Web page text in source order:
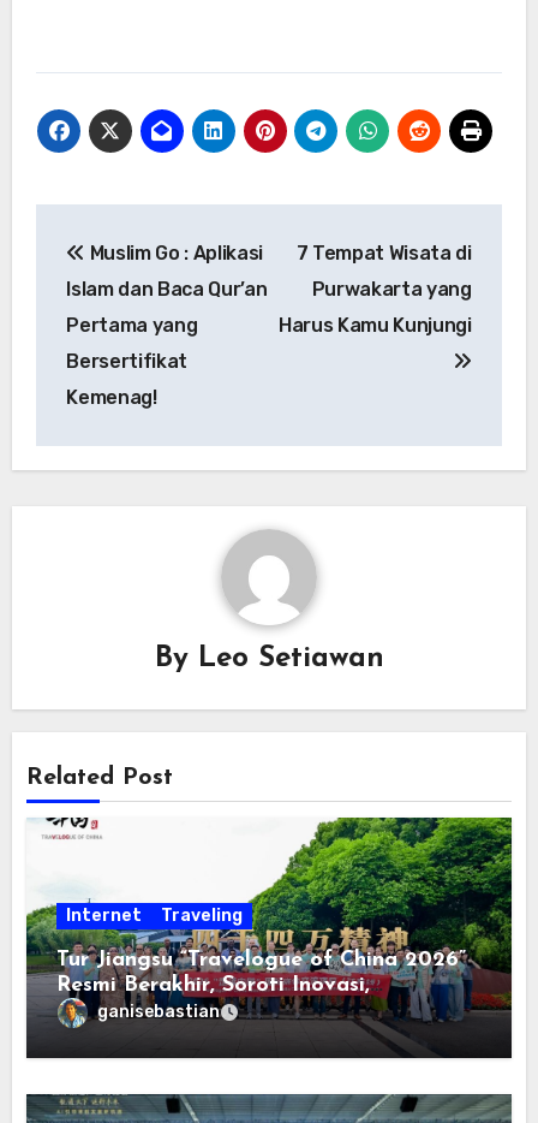
pos
Muslim Go : Aplikasi
Islam dan Baca Qur’an
Pertama yang
Bersertifikat
Kemenag!
7 Tempat Wisata di
Purwakarta yang
Harus Kamu Kunjungi
By Leo Setiawan
Related Post
Internet Traveling
Tur Jiangsu “Travelogue of China 2026”
Resmi Berakhir, Soroti Inovasi,
Keterbukaan, dan Pembangunan
Berorientasi pada Masyarakat
ganisebastian